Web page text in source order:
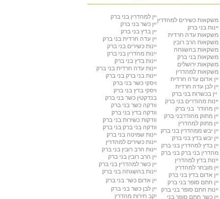
יין למהדרין בני ברק
יין כשר בני ברק
יין בדץ בני ברק
יין עדה חרדית בני ברק
יינות כשירים בני ברק
יינות מהדרין בני ברק
יינות בדץ בני ברק
יינות עדה חרדית בני ברק
יינות בני ברק בני ברק
ויסקי כשר בני ברק
ויסקי בדץ בני ברק
בנדקטין כשר בני ברק
וודקה כשר בני ברק
וודקה בדץ בני ברק
וודקות כשירות בני ברק
וודקה בני ברק בני ברק
יינות שמיטה בני ברק
יינות כשירים למהדרין
יינות הרב רובין בני ברק
יין הרב רובין בני ברק
יין כשר למהדרין בני ברק
יינות בהשגחה בני ברק
יין אדום כשר בני ברק
יין לבן כשר בני ברק
יקב חירות מהדרין
משקאות כשירים למהדרין
יינות בני ברק
משקאות עדה חרדית
משקאות הרב רובין
משקאות בהשגחה
משקאות בני ברק
משקאות ירושלים
משקאות למהדרין
יין אדום עדה חרדית
יין לבן עדה חרדית
יין בכשרות בני ברק
יינות מהודרים בני ברק
יין מהודר בני ברק
יין מתוק מהודרבני ברק
יין מתוק למהדרין
יין יבש ממהדרין בני ברק
יין יבש בדץ בני ברק
יין בדץ למהדרין בני ברק
מהדרין בני ברק בני ברק
יינות בדץ למהדרין
יין מובחר למהדרין
יין אדום בדץ בני ברק
יין חתם סופר בני ברק
יינות חתם סופר בני ברק
יין כשר חתם סופר בני